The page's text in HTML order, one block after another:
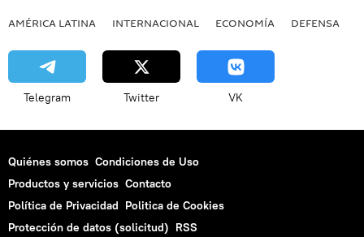
AMÉRICA LATINA INTERNACIONAL ECONOMÍA DEFENSA
Telegram Twitter VK
Quiénes somos Condiciones de Uso
Productos y servicios Contacto
Política de Privacidad Politica de Cookies
Protección de datos (solicitud) RSS